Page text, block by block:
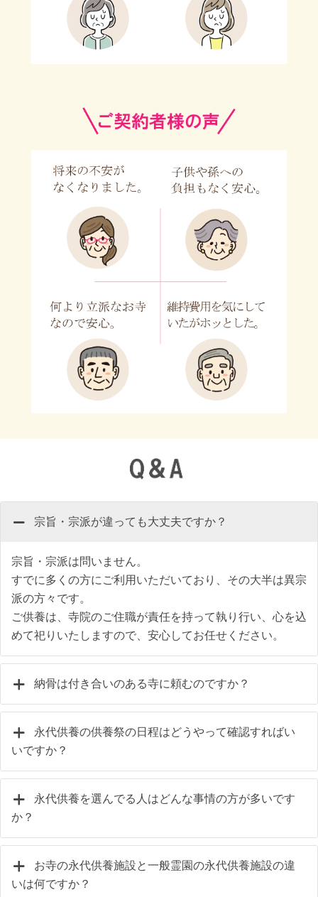
宗旨・宗派が違っても大丈夫ですか？
宗旨・宗派は問いません。
すでに多くの方にご利用いただいており、その大半は異宗
派の方々です。
ご供養は、寺院のご住職が責任を持って執り行い、心を込
めて祀りいたしますので、安心してお任せください。
納骨は付き合いのある寺に頼むのですか？
永代供養の供養祭の日程はどうやって確認すればい
いですか？
永代供養を選んでる人はどんな事情の方が多いです
か？
お寺の永代供養施設と一般霊園の永代供養施設の違
いは何ですか？